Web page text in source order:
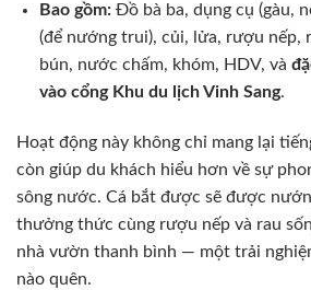
Bao gồm:Đồ bà ba, dụng cụ (gàu,
(để nướng trui), củi, lửa, rượu nếp,
bún, nước chấm, khóm, HDV, và
vào cổng Khu du lịch Vinh Sang.
Hoạt động này không chỉ mang lại
còn giúp du khách hiểu hơn về sự
sông nước. Cá bắt được sẽ được
thưởng thức cùng rượu nếp và rau
nhà vườn thanh bình — một trải
nào quên.